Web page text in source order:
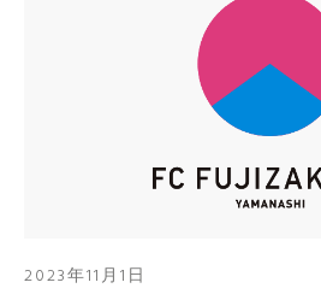
2023年11月1日